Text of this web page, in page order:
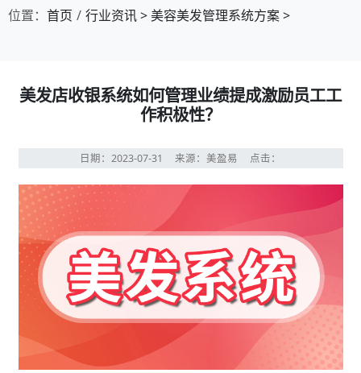
位置： 首页 行业资讯>美容美发管理系统方案>
美发店收银系统如何管理业绩提成激励员工工
作积极性？
日期：2023-07-31 来源：美盈易 点击：